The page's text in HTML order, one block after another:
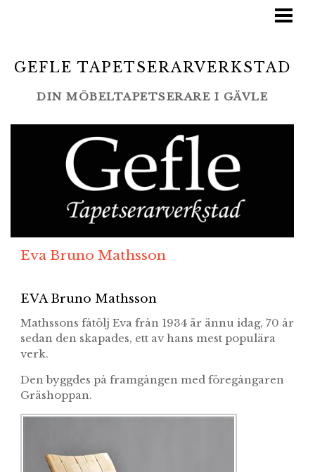
BLOGG
LAMINO/SWEDESE
LEVERANTÖRER
GEFLE TAPETSERARVERKSTAD
DIN MÖBELTAPETSERARE I GÄVLE
Eva Bruno Mathsson
EVA Bruno Mathsson
Mathssons fåtölj Eva från 1934 är ännu idag, 70 år
sedan den skapades, ett av hans mest populära
verk.
Den byggdes på framgången med föregångaren
Gräshoppan.